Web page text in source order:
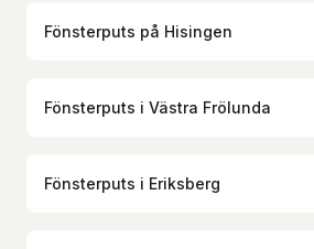
Fönsterputs på Hisingen
Fönsterputs i Västra Frölunda
Fönsterputs i Eriksberg